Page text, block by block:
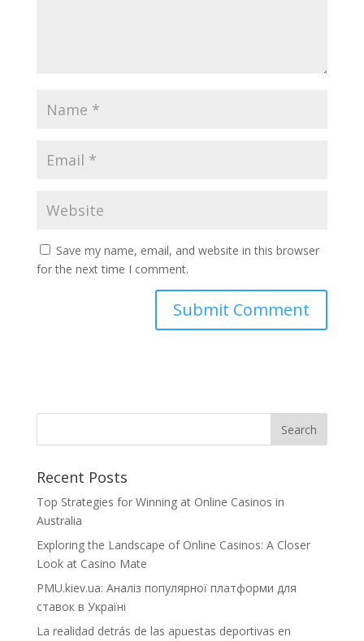
Save my name, email, and website in this browser
for the next time I comment.
Recent Posts
Top Strategies for Winning at Online Casinos in
Australia
Exploring the Landscape of Online Casinos: A Closer
Look at Casino Mate
PMU.kiev.ua: Аналіз популярної платформи для
ставок в Україні
La realidad detrás de las apuestas deportivas en